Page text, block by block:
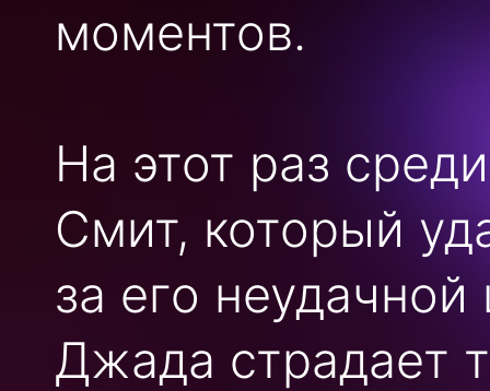
моментов.
На этот раз
Смит, который
за его
Джада страдает